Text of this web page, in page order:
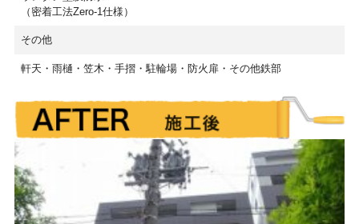
（密着工法Zero-1仕様）
その他
軒天・雨樋・笠木・手摺・駐輪場・防火扉・その他鉄部